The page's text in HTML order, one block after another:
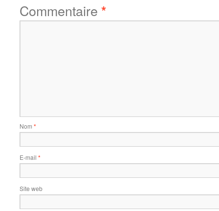
Commentaire *
Nom *
E-mail *
Site web